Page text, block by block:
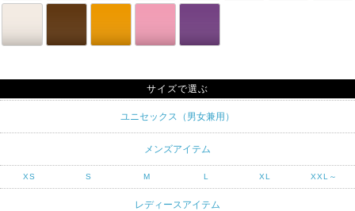
サイズで選ぶ
ユニセックス（男女兼用）
メンズアイテム
XS S M L XL XXL～
レディースアイテム